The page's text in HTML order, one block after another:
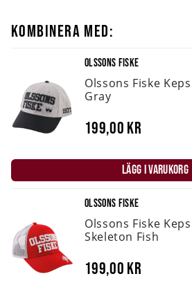
KOMBINERA MED:
OLSSONS FISKE
Olssons Fiske
Gray
199,00 kr
LÄGG I VARUKORG
OLSSONS FISKE
Olssons Fiske
Skeleton Fish
199,00 kr